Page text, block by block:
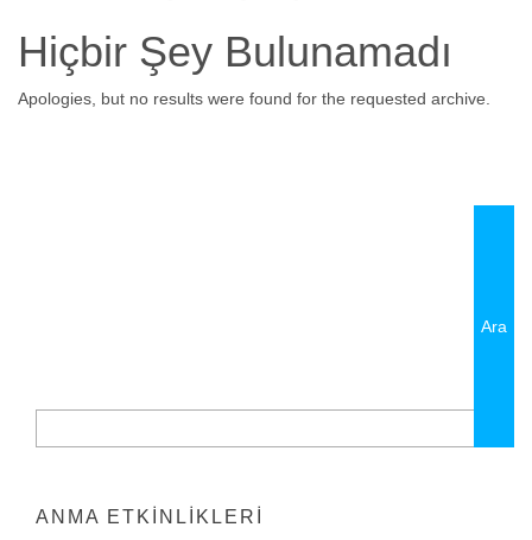
Hiçbir Şey Bulunamadı
Apologies, but no results were found for the requested archive.
ANMA ETKINLIKLERI